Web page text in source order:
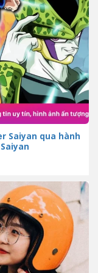
Saiyan qua hành